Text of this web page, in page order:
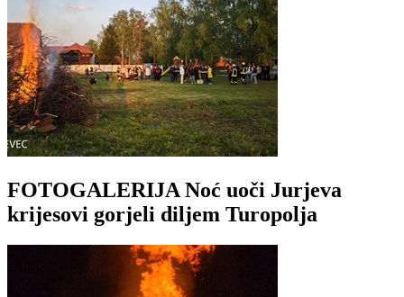
FOTOGALERIJA Noć uoči Jurjeva
krijesovi gorjeli diljem Turopolja